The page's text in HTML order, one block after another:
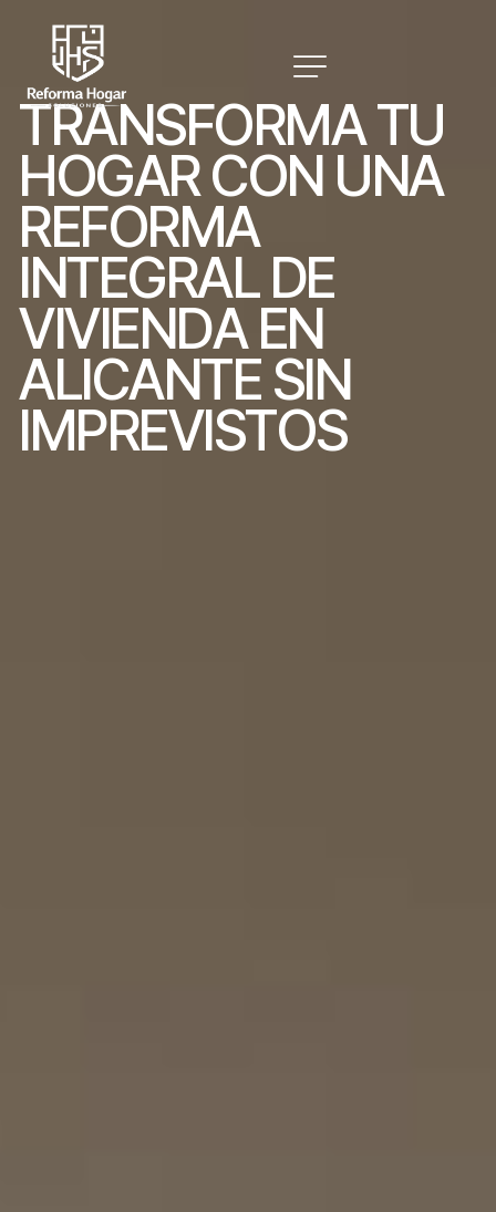
TRANSFORMATU
HOGARCON UNA
REFORMA
INTEGRAL DE
VIVIENDA EN
ALICANTE SIN
IMPREVISTOS